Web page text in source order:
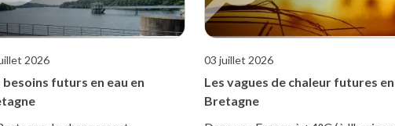
2026
besoins futurs en eau en
03 juillet 2026
Les vagues de chaleur futures en
Bretagne